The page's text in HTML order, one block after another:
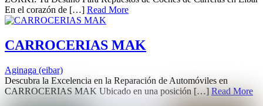
En el corazón de […] Read More
CARROCERIAS MAK
Aginaga (eibar)
Descubra la Excelencia en la Reparación de Automóviles en
CARROCERIAS MAK Ubicado en una posición […] Read More